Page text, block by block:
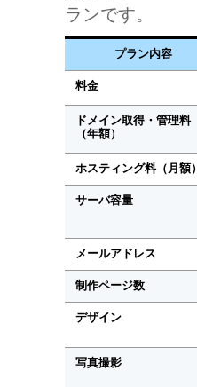
ランです。
プラン内容
料金
ドメイン取得・管理料
（年額）
ホスティング料（月額）
サーバ容量
メールアドレス
制作ページ数
デザイン
写真撮影